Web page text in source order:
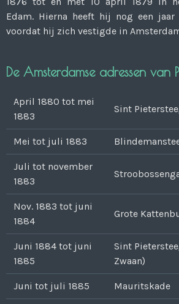
Edam. Hierna heeft hij nog een
voordat hij zich vestigde in
De Amsterdamse adressen van
April 1880 tot mei
1883
Sint
Mei tot juli 1883
Juli tot november
1883
Nov. 1883 tot juni
1884
Grote
Juni 1884 tot juni
1885
Sint
Zwaan)
Juni tot juli 1885 Mauritskade